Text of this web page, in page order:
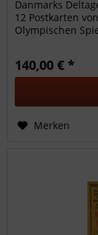
Danmarks
12 Postkarten
Olympischen
140,00 € *
Merken